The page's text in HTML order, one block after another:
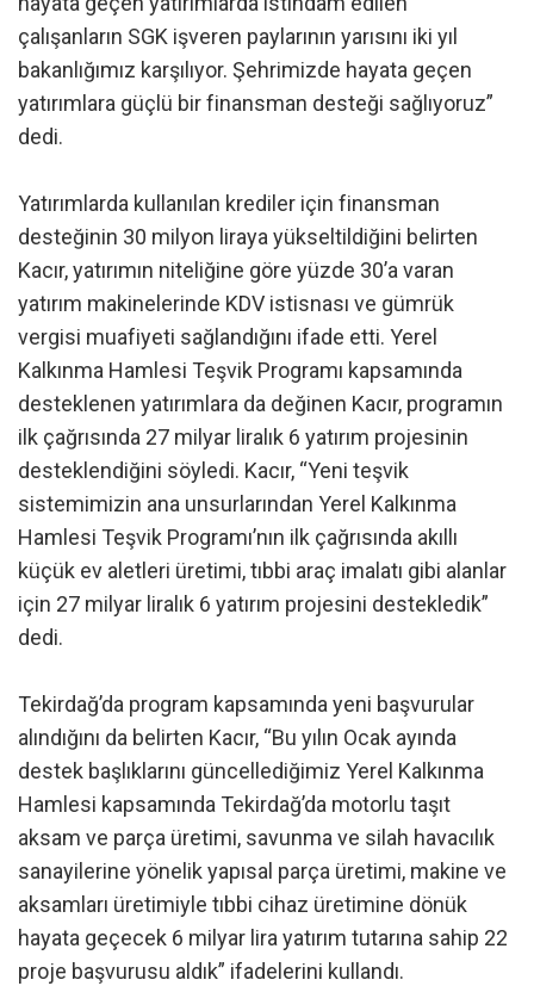
çalışanların SGK işveren paylarının yarısını iki yıl
bakanlığımız karşılıyor. Şehrimizde hayata geçen
yatırımlara güçlü bir finansman desteği sağlıyoruz”
dedi.
Yatırımlarda kullanılan krediler için finansman
desteğinin 30 milyon liraya yükseltildiğini belirten
Kacır, yatırımın niteliğine göre yüzde 30’a varan
yatırım makinelerinde KDV istisnası ve gümrük
vergisi muafiyeti sağlandığını ifade etti. Yerel
Kalkınma Hamlesi Teşvik Programı kapsamında
desteklenen yatırımlara da değinen Kacır, programın
ilk çağrısında 27 milyar liralık 6 yatırım projesinin
desteklendiğini söyledi. Kacır, “Yeni teşvik
sistemimizin ana unsurlarından Yerel Kalkınma
Hamlesi Teşvik Programı’nın ilk çağrısında akıllı
küçük ev aletleri üretimi, tıbbi araç imalatı gibi alanlar
için 27 milyar liralık 6 yatırım projesini destekledik”
dedi.
Tekirdağ’da program kapsamında yeni başvurular
alındığını da belirten Kacır, “Bu yılın Ocak ayında
destek başlıklarını güncellediğimiz Yerel Kalkınma
Hamlesi kapsamında Tekirdağ’da motorlu taşıt
aksam ve parça üretimi, savunma ve silah havacılık
sanayilerine yönelik yapısal parça üretimi, makine ve
aksamları üretimiyle tıbbi cihaz üretimine dönük
hayata geçecek 6 milyar lira yatırım tutarına sahip 22
proje başvurusu aldık” ifadelerini kullandı.